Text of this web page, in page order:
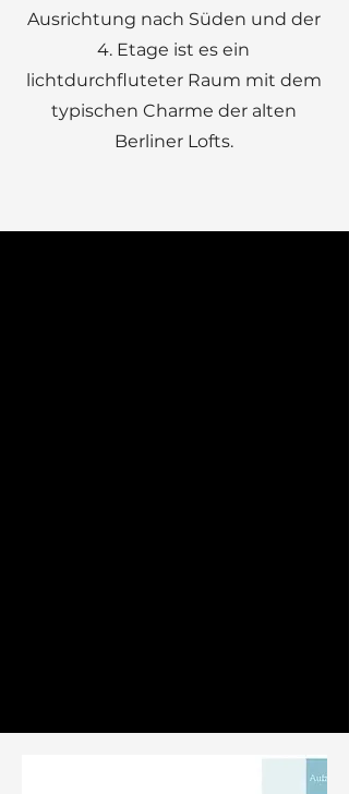
Ausrichtung nach Süden und der
4. Etage ist es ein
lichtdurchfluteter Raum mit dem
typischen Charme der alten
Berliner Lofts.